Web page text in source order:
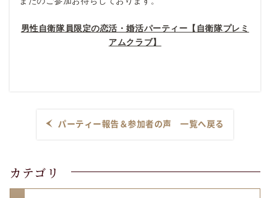
男性自衛隊員限定の恋活・婚活パーティー【自衛隊プレミ
アムクラブ】
パーティー報告＆参加者の声 一覧へ戻る
カテゴリ